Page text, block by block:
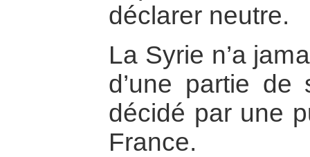
déclarer neutre.
La Syrie n’a
d’une partie de
décidé par une
France.